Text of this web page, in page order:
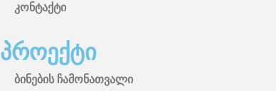
კონტაქტი
პროექტი
ბინების ჩამონათვალი